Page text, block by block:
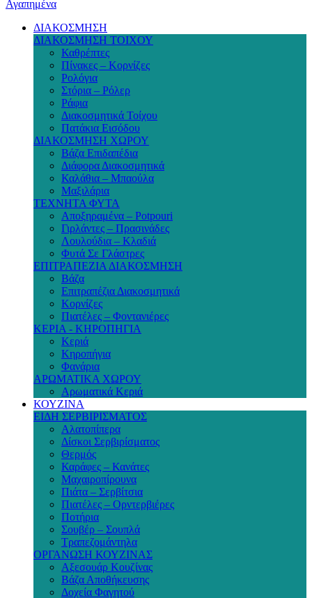
Αγαπημένα
ΔΙΑΚΟΣΜΗΣΗ
ΔΙΑΚΟΣΜΗΣΗ ΤΟΙΧΟΥ
Καθρέπτες
Πίνακες – Κορνίζες
Ρολόγια
Στόρια – Ρόλερ
Ράφια
Διακοσμητικά Τοίχου
Πατάκια Εισόδου
ΔΙΑΚΟΣΜΗΣΗ ΧΩΡΟΥ
Βάζα Επιδαπέδια
Διάφορα Διακοσμητικά
Καλάθια – Μπαούλα
Μαξιλάρια
ΤΕΧΝΗΤΑ ΦΥΤΑ
Αποξηραμένα – Potpouri
Γιρλάντες – Πρασινάδες
Λουλούδια – Κλαδιά
Φυτά Σε Γλάστρες
ΕΠΙΤΡΑΠΕΖΙΑ ΔΙΑΚΟΣΜΗΣΗ
Βάζα
Επιτραπέζια Διακοσμητικά
Κορνίζες
Πιατέλες – Φοντανιέρες
ΚΕΡΙΑ - ΚΗΡΟΠΗΓΙΑ
Κεριά
Κηροπήγια
Φανάρια
ΑΡΩΜΑΤΙΚΑ ΧΩΡΟΥ
Αρωματικά Κεριά
ΚΟΥΖΙΝΑ
ΕΙΔΗ ΣΕΡΒΙΡΙΣΜΑΤΟΣ
Αλατοπίπερα
Δίσκοι Σερβιρίσματος
Θερμός
Καράφες – Κανάτες
Μαχαιροπίρουνα
Πιάτα – Σερβίτσια
Πιατέλες – Ορντερβιέρες
Ποτήρια
Σουβέρ – Σουπλά
Τραπεζομάντηλα
ΟΡΓΑΝΩΣΗ ΚΟΥΖΙΝΑΣ
Αξεσουάρ Κουζίνας
Βάζα Αποθήκευσης
Δοχεία Φαγητού